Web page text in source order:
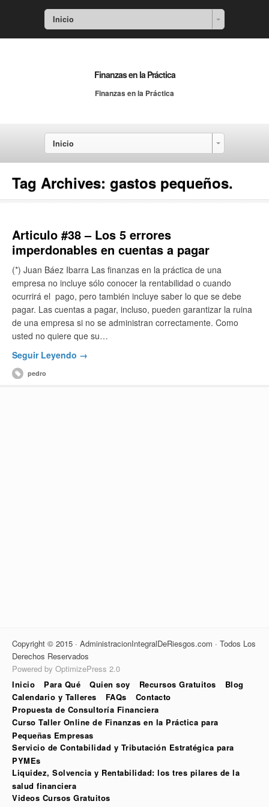
Inicio
Finanzas en la Práctica
Finanzas en la Práctica
Inicio
Tag Archives: gastos pequeños.
Articulo #38 – Los 5 errores
imperdonables en cuentas a pagar
(*) Juan Báez Ibarra Las finanzas en la práctica de una
empresa no incluye sólo conocer la rentabilidad o cuando
ocurrirá el pago, pero también incluye saber lo que se debe
pagar. Las cuentas a pagar, incluso, pueden garantizar la ruina
de una empresa si no se administran correctamente. Como
usted no quiere que su…
Seguir Leyendo →
pedro
Copyright © 2015 · AdministracionIntegralDeRiesgos.com · Todos Los
Derechos Reservados
Powered by OptimizePress 2.0
Inicio
Para Qué Quien soy Recursos Gratuitos
Blog
Calendario y Talleres
FAQs
Contacto
Propuesta de Consultoría Financiera
Curso Taller Online de Finanzas en la Práctica para
Pequeñas Empresas
Servicio de Contabilidad y Tributación Estratégica para
PYMEs
Liquidez, Solvencia y Rentabilidad: los tres pilares de la
salud financiera
Videos Cursos Gratuitos